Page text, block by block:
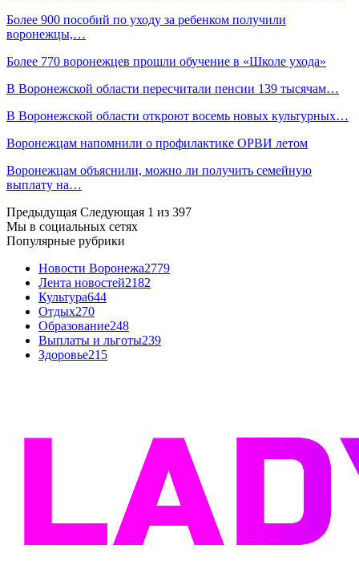
Более 900 пособий по уходу за ребенком получили
воронежцы,…
Более 770 воронежцев прошли обучение в «Школе ухода»
В Воронежской области пересчитали пенсии 139 тысячам…
В Воронежской области откроют восемь новых культурных…
Воронежцам напомнили о профилактике ОРВИ летом
Воронежцам объяснили, можно ли получить семейную
выплату на…
Предыдущая Следующая 1 из 397
Мы в социальных сетях
Популярные рубрики
Новости Воронежа2779
Лента новостей2182
Культура644
Отдых270
Образование248
Выплаты и льготы239
Здоровье215